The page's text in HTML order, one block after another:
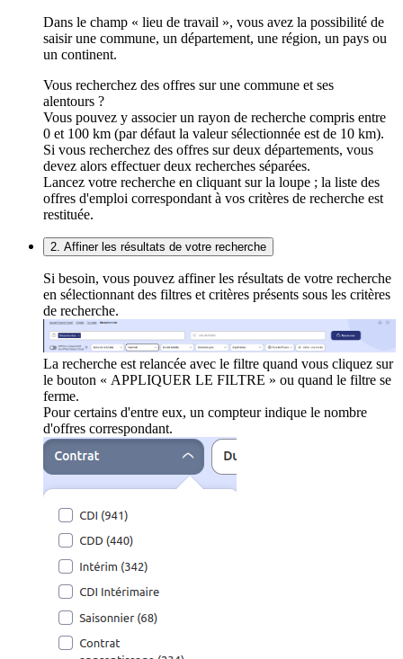
Dans le champ « lieu de travail », vous avez la possibilité de
saisir une commune, un département, une région, un pays ou
un continent.
Vous recherchez des offres sur une commune et ses
alentours ?
Vous pouvez y associer un rayon de recherche compris entre
0 et 100 km (par défaut la valeur sélectionnée est de 10 km).
Si vous recherchez des offres sur deux départements, vous
devez alors effectuer deux recherches séparées.
Lancez votre recherche en cliquant sur la loupe ; la liste des
offres d'emploi correspondant à vos critères de recherche est
restituée.
2. Affiner les résultats de votre recherche
Si besoin, vous pouvez affiner les résultats de votre recherche
en sélectionnant des filtres et critères présents sous les critères
de recherche.
La recherche est relancée avec le filtre quand vous cliquez sur
le bouton « APPLIQUER LE FILTRE » ou quand le filtre se
ferme.
Pour certains d'entre eux, un compteur indique le nombre
d'offres correspondant.